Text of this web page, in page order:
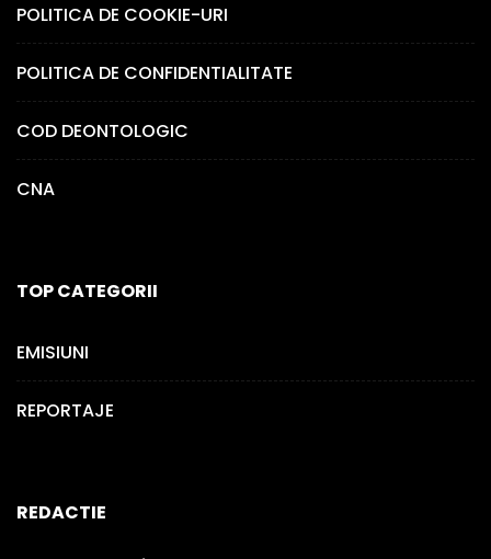
POLITICA DE COOKIE-URI
POLITICA DE CONFIDENTIALITATE
COD DEONTOLOGIC
CNA
TOP CATEGORII
EMISIUNI
REPORTAJE
REDACTIE